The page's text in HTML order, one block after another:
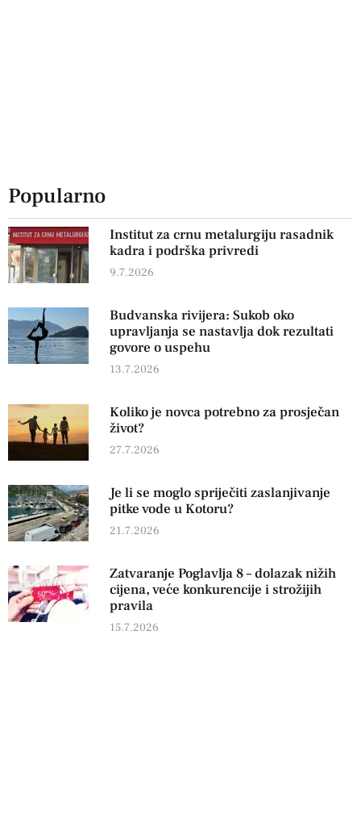
Popularno
Institut za crnu metalurgiju rasadnik
kadra i podrška privredi
9.7.2026
Budvanska rivijera: Sukob oko
upravljanja se nastavlja dok rezultati
govore o uspehu
13.7.2026
Koliko je novca potrebno za prosječan
život?
27.7.2026
Je li se moglo spriječiti zaslanjivanje
pitke vode u Kotoru?
21.7.2026
Zatvaranje Poglavlja 8 – dolazak nižih
cijena, veće konkurencije i strožijih
pravila
15.7.2026